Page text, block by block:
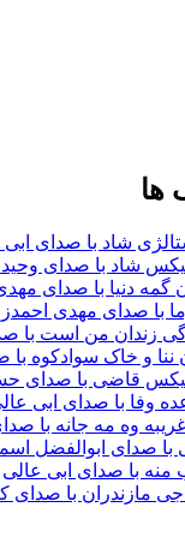
ها
شاد با صدای
شاد با صدای
گمه دنیا با صدای
با صدای مهدی
زندان من است با
ننا و خاک سوادکوه
قاضی با صدای
وفا با صدای ابی
وه مه جانه با
با صدای ابوالفضل
منه با صدای ابی عالی
مازندران با صدای